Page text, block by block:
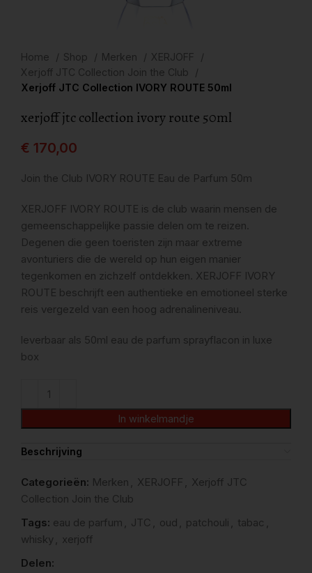
Home Shop Merken
XERJOFF
Xerjoff JTC Collection Join the Club
Xerjoff JTC Collection IVORY ROUTE 50ml
xerjoff jtc collection ivory route 50ml
€ 170,00
Join the Club IVORY ROUTE Eau de Parfum 50m
XERJOFF IVORY ROUTE is de club waarin mensen de
gemeenschappelijke passie delen om te reizen.
Degenen die geen toeristen zijn maar extreme
avonturiers die de wereld op hun eigen manier
tegenkomen en zichzelf ontdekken. XERJOFF IVORY
ROUTE beschrijft een authentieke en emotioneel sterke
reis vergezeld van een hoog adrenalineniveau.
leverbaar als 50ml eau de parfum sprayflacon in luxe
box
In winkelmandje
Beschrijving
Categorieën: Merken , XERJOFF , Xerjoff JTC
Collection Join the Club
Tags: eau de parfum , JTC , oud , patchouli , tabac ,
whisky , xerjoff
Delen: